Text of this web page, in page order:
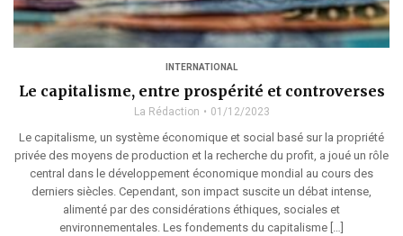
INTERNATIONAL
Le capitalisme, entre prospérité et controverses
La Rédaction 01/12/2023
Le capitalisme, un système économique et social basé sur la propriété
privée des moyens de production et la recherche du profit, a joué un rôle
central dans le développement économique mondial au cours des
derniers siècles. Cependant, son impact suscite un débat intense,
alimenté par des considérations éthiques, sociales et
environnementales. Les fondements du capitalisme […]